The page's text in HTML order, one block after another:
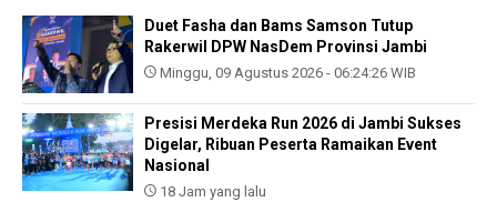
Duet Fasha dan Bams Samson Tutup
Rakerwil DPW NasDem Provinsi Jambi
Minggu, 09 Agustus 2026 - 06:24:26 WIB
Presisi Merdeka Run 2026 di Jambi Sukses
Digelar, Ribuan Peserta Ramaikan Event
Nasional
18 Jam yang lalu